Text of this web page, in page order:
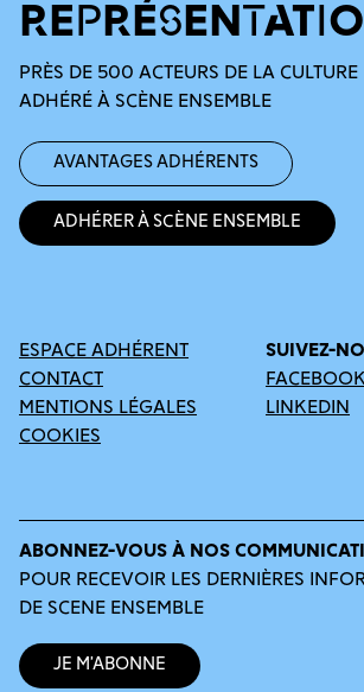
PRÈS DE 500 ACTEURS DE LA
ADHÉRÉ À SCÈNE ENSEMBLE
Avantages adhérents
Adhérer à Scène Ensemble
ESPACE ADHÉRENT
CONTACT
MENTIONS LÉGALES
COOKIES
SUIVEZ-
FACEBOOK
LINKEDIN
ABONNEZ-VOUS À NOS
POUR RECEVOIR LES DERNIÈRES
DE SCENE ENSEMBLE
Je m’abonne